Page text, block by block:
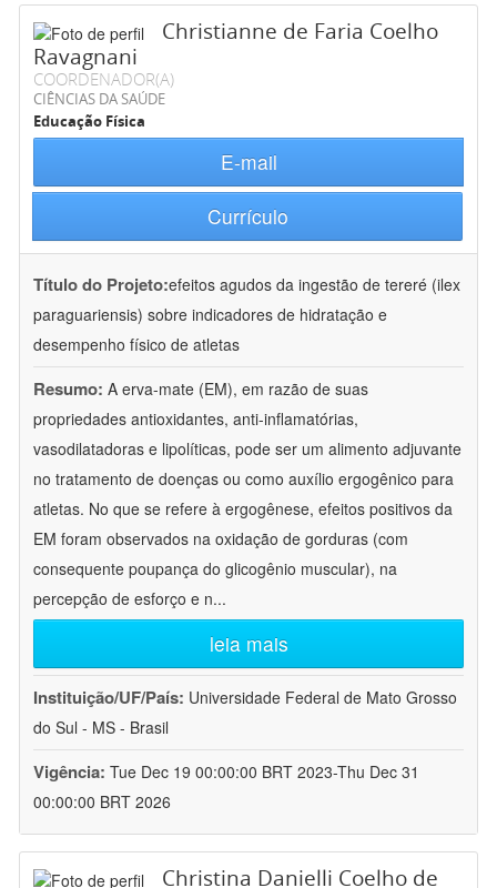
Christianne de Faria Coelho
Ravagnani
COORDENADOR(A)
CIÊNCIAS DA SAÚDE
Educação Física
E-mail
Currículo
Título do Projeto:efeitos agudos da ingestão de tereré (ilex
paraguariensis) sobre indicadores de hidratação e
desempenho físico de atletas
Resumo: A erva-mate (EM), em razão de suas
propriedades antioxidantes, anti-inflamatórias,
vasodilatadoras e lipolíticas, pode ser um alimento adjuvante
no tratamento de doenças ou como auxílio ergogênico para
atletas. No que se refere à ergogênese, efeitos positivos da
EM foram observados na oxidação de gorduras (com
consequente poupança do glicogênio muscular), na
percepção de esforço e n...
leia mais
Instituição/UF/País: Universidade Federal de Mato Grosso
do Sul - MS - Brasil
Vigência: Tue Dec 19 00:00:00 BRT 2023-Thu Dec 31
00:00:00 BRT 2026
Christina Danielli Coelho de